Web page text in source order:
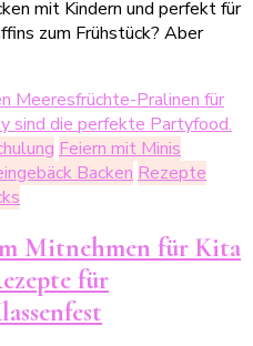
gesund,
mit Kindern und perfekt für
zum Frühstück? Aber
Feiern mit Minis
Backen Rezepte
Mitnehmen für Kita
für